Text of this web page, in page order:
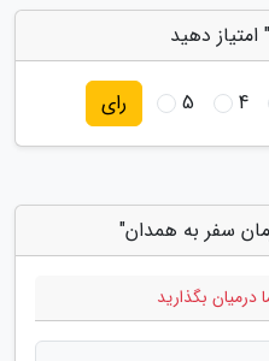
دهید
4
5 رای
سفر به همدان"
درمیان بگذارید